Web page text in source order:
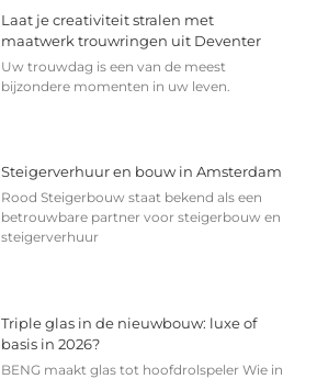
Laat je creativiteit stralen met
maatwerk trouwringen uit Deventer
Uw trouwdag is een van de meest
bijzondere momenten in uw leven.
Steigerverhuur en bouw in Amsterdam
Rood Steigerbouw staat bekend als een
betrouwbare partner voor steigerbouw en
steigerverhuur
Triple glas in de nieuwbouw: luxe of
basis in 2026?
BENG maakt glas tot hoofdrolspeler Wie in